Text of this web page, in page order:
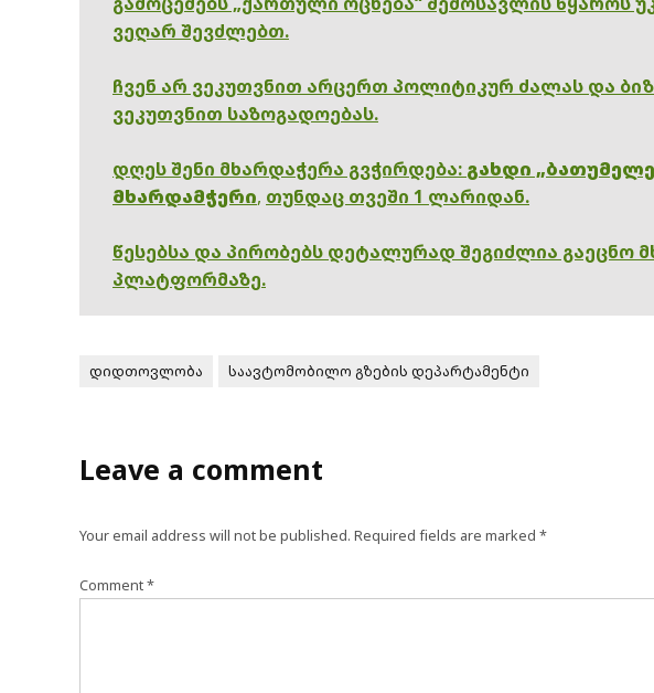
ვეღარ შევძლებთ.
ჩვენ არ ვეკუთვნით არცერთ პოლიტიკურ ძალას და
ვეკუთვნით საზოგადოებას.
დღეს შენი მხარდაჭერა გვჭირდება: გახდი
მხარდამჭერი, თუნდაც თვეში 1 ლარიდან.
წესებსა და პირობებს დეტალურად შეგიძლია გაეცნო
პლატფორმაზე.
დიდთოვლობა საავტომობილო გზების დეპარტამენტი
Leave a comment
Your email address will not be published. Required fields are marked *
Comment*